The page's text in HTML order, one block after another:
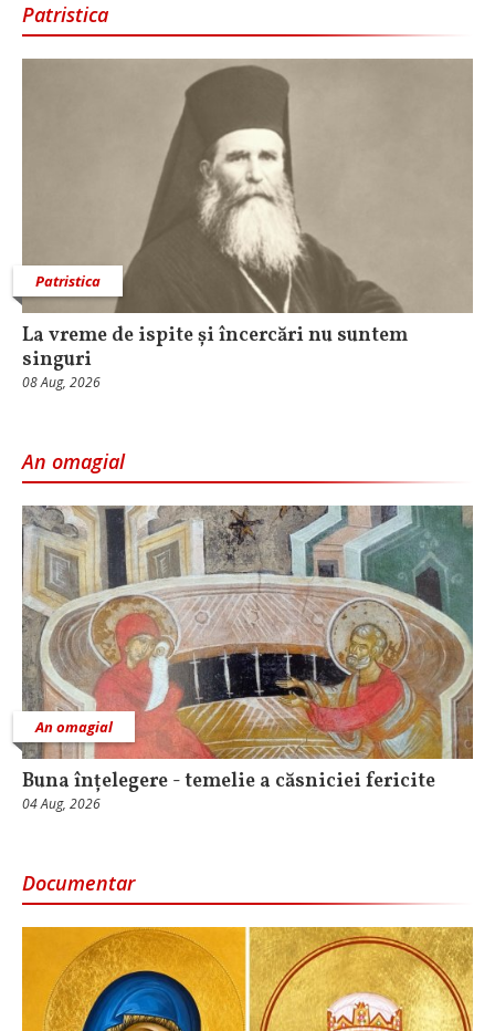
Patristica
Patristica
La vreme de ispite și încercări nu suntem
singuri
08 Aug, 2026
An omagial
An omagial
Buna înțelegere - temelie a căsniciei fericite
04 Aug, 2026
Documentar